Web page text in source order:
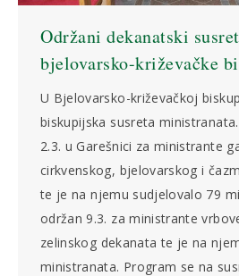
Održani dekanatski
bjelovarsko-križevačke
U Bjelovarsko-križevačkoj
biskupijska susreta
2.3. u Garešnici za ministrante
cirkvenskog, bjelovarskog i
te je na njemu sudjelovalo 79
održan 9.3. za ministrante
zelinskog dekanata te je na
ministranata. Program se na